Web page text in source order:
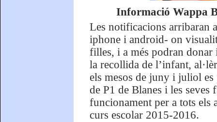
Informació Wappa
Les notificacions arribaran
iphone i android- on
filles, i a més podran donar
la recollida de l’infant,
els mesos de juny i juliol
de P1 de Blanes i les
funcionament per a tots els
curs escolar 2015-2016.